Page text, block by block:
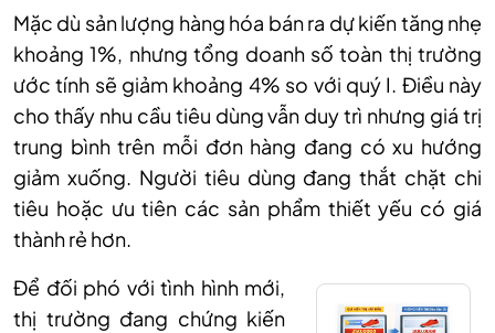
Mặc dù sản lượng hàng hóa bán ra dự kiến tăng nhẹ
khoảng 1%, nhưng tổng doanh số toàn thị trường
ước tính sẽ giảm khoảng 4% so với quý I. Điều này
cho thấy nhu cầu tiêu dùng vẫn duy trì nhưng giá trị
trung bình trên mỗi đơn hàng đang có xu hướng
giảm xuống. Người tiêu dùng đang thắt chặt chi
tiêu hoặc ưu tiên các sản phẩm thiết yếu có giá
thành rẻ hơn.
Để đối phó với tình hình mới,
thị trường đang chứng kiến